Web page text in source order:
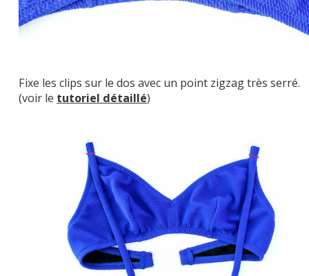
Fixe les clips sur le dos avec un point zigzag très serré.
(voir le tutoriel détaillé)